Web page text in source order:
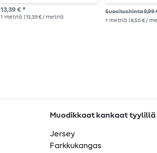
13,39 € *
1 metriä | 13,39 € / metriä
Suositushinta 9,99
1 metriä | 8,50 € /
Muodikkaat kankaat tyylillä
Jersey
Farkkukangas